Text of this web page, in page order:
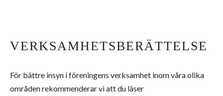
VERKSAMHETSBERÄTTELSE
För bättre insyn i föreningens verksamhet inom våra olika
områden rekommenderar vi att du läser